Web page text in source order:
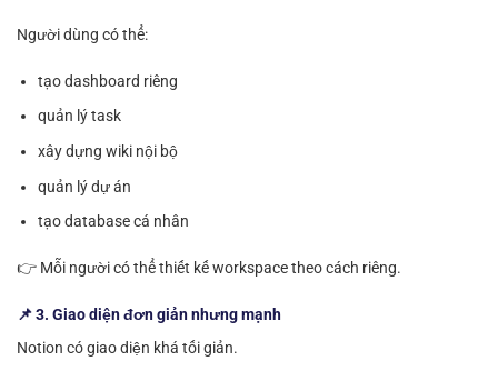
Người dùng có thể:
tạo dashboard riêng
quản lý task
xây dựng wiki nội bộ
quản lý dự án
tạo database cá nhân
👉 Mỗi người có thể thiết kế workspace theo cách riêng.
📌 3. Giao diện đơn giản nhưng mạnh
Notion có giao diện khá tối giản.